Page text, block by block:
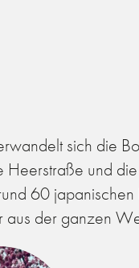
sich die
und
60
aus der ganzen